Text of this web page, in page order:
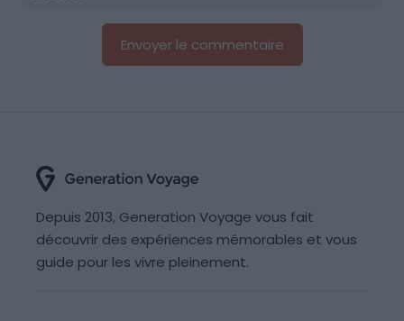
Depuis 2013, Generation Voyage vous fait
découvrir des expériences mémorables et vous
guide pour les vivre pleinement.